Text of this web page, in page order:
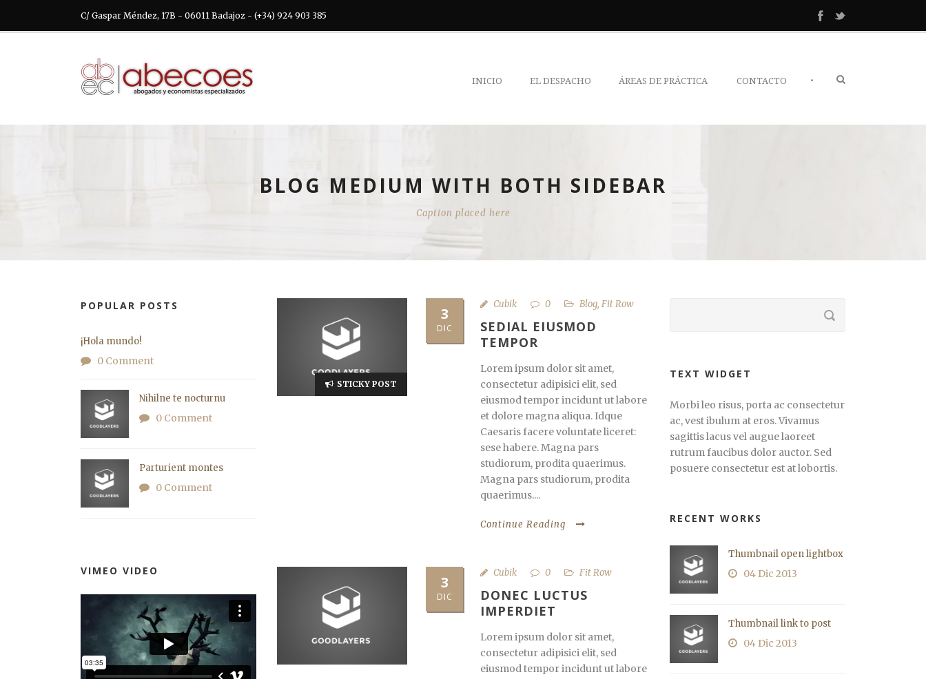
C/ Gaspar Méndez, 17B - 06011 Badajoz - (+34) 924 903 385
INICIO EL DESPACHO ÁREAS DE PRÁCTICA CONTACTO •
BLOG MEDIUM WITH BOTH SIDEBAR
Caption placed here
STICKY POST
3
DIC
Cubik 0 Blog, Fit Row
SEDIAL EIUSMOD
TEMPOR
Lorem ipsum dolor sit amet,
consectetur adipisici elit, sed
eiusmod tempor incidunt ut labore
et dolore magna aliqua. Idque
Caesaris facere voluntate liceret:
sese habere. Magna pars
studiorum, prodita quaerimus.
Magna pars studiorum, prodita
quaerimus....
Continue Reading
3
DIC
Cubik 0 Fit Row
DONEC LUCTUS
IMPERDIET
Lorem ipsum dolor sit amet,
consectetur adipisici elit, sed
eiusmod tempor incidunt ut labore
POPULAR POSTS
¡Hola mundo!
0 Comment
Nihilne te nocturnu
0 Comment
Parturient montes
0 Comment
VIMEO VIDEO
TEXT WIDGET
Morbi leo risus, porta ac consectetur
ac, vest ibulum at eros. Vivamus
sagittis lacus vel augue laoreet
rutrum faucibus dolor auctor. Sed
posuere consectetur est at lobortis.
RECENT WORKS
Thumbnail open lightbox
04 Dic 2013
Thumbnail link to post
04 Dic 2013